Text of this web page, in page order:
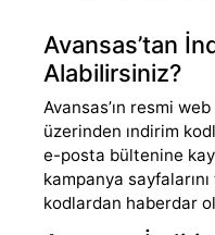
Avansas’tan
Alabilirsiniz?
Avansas’ın resmi
üzerinden ındirim
e-posta bültenine
kampanya
kodlardan haberdar